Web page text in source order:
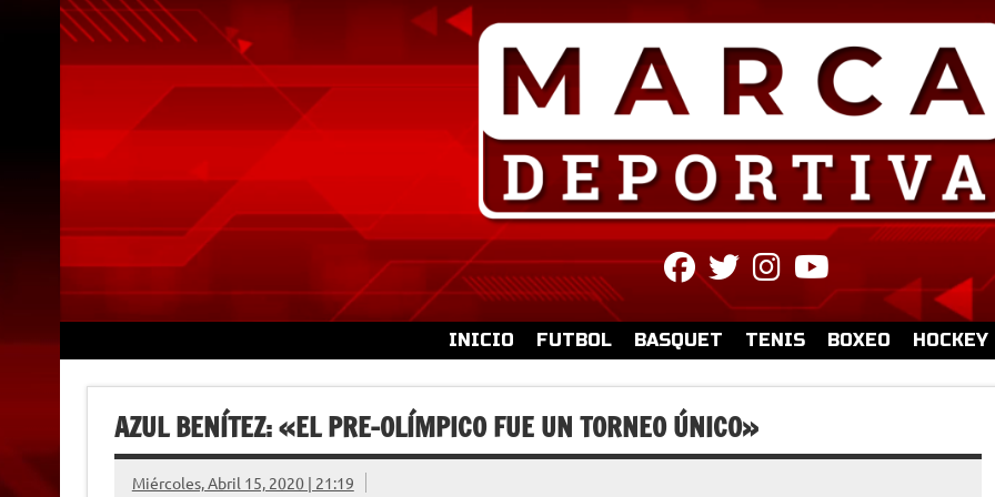
fab
fa-
facebook
fab
fa-
twitter
fab
fa-
instagram
fa-
youtube
INICIO FUTBOL BASQUET TENIS BOXEO HOCKEY
AZUL BENÍTEZ: «EL PRE-OLÍMPICO FUE UN TORNEO ÚNICO»
Miércoles, Abril 15, 2020 | 21:19